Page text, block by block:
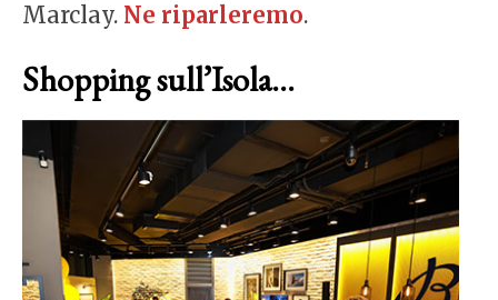
Marclay. Ne riparleremo.
Shopping sull’Isola…